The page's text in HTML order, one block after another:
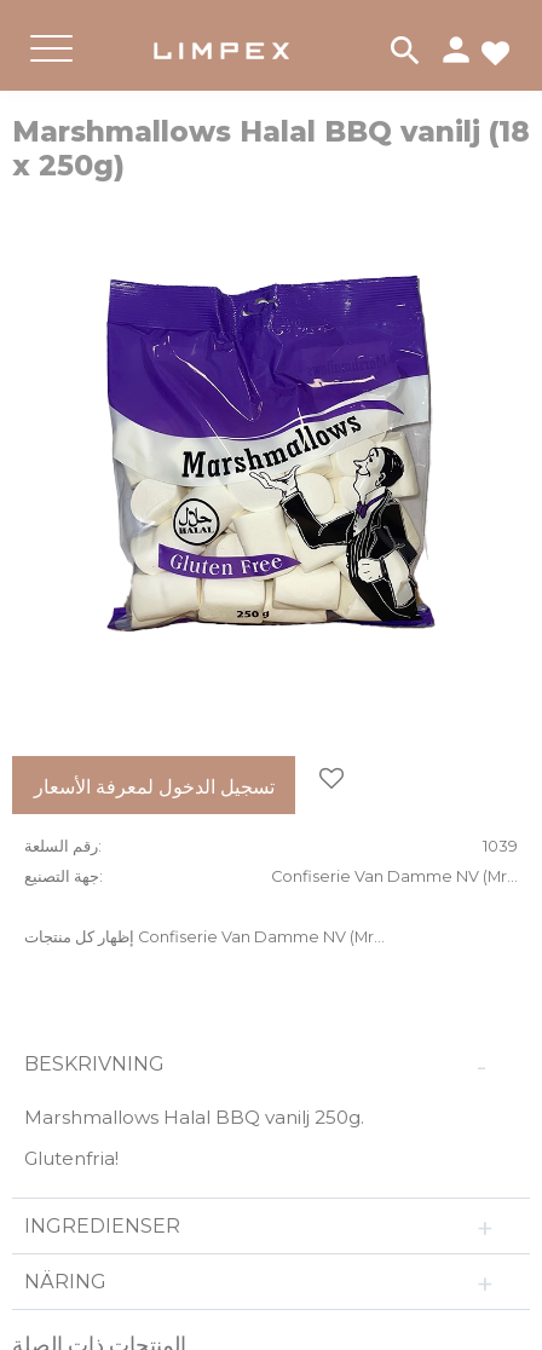
search person
PRODUKTER GODIS
Marshmallows Halal BBQ vanilj (18
x 250g)
تسجيل الدخول لمعرفة الأسعار
رقم السلعة
1039
جهة التصنيع
Confiserie Van Damme NV (Mr...
إظهار كل منتجات Confiserie Van Damme NV (Mr...
BESKRIVNING
Marshmallows Halal BBQ vanilj 250g.
Glutenfria!
INGREDIENSER
NÄRING